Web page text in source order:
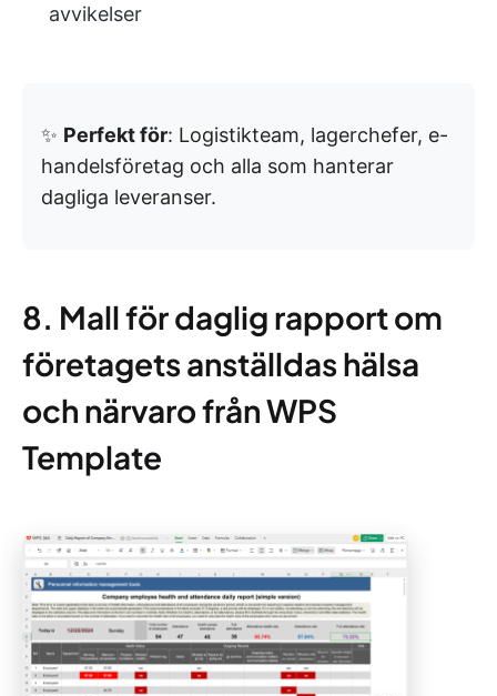
avvikelser
✨ Perfekt för: Logistikteam, lagerchefer, e-
handelsföretag och alla som hanterar
dagliga leveranser.
8. Mall för daglig rapport om
företagets anställdas hälsa
och närvaro från WPS
Template